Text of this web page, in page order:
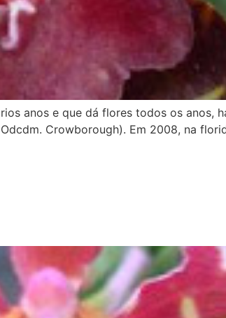
anos e que dá flores todos os anos,
Crowborough). Em 2008, na